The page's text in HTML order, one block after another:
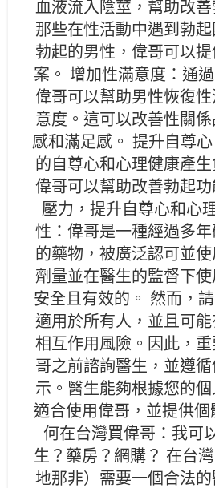
血液流入陰莖，幫助改
那些在性活動中遇到勃
勃起的男性，偉哥可以
案。 增加性滿意度：通
偉哥可以幫助男性恢復
意度。這可以改善性關
感和滿足感。 提升自尊
的自尊心和心理健康產
偉哥可以幫助改善勃起
壓力，提升自尊心和心
性：偉哥是一種經過多
的藥物，被廣泛認可並
劑量並在醫生的監督下
安全且有效的。 然而，
適用於所有人，並且可
相互作用風險。因此，
哥之前諮詢醫生，並遵
示。醫生能夠根據您的
適合使用偉哥，並提供
何在台灣買偉哥：我可
生？藥房？網購？ 在台
地那非）需要一個合法